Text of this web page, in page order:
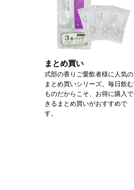
まとめ買い
式部の香りご愛飲者様に人気の
まとめ買いシリーズ。毎日飲む
ものだからこそ、お得に購入で
きるまとめ買いがおすすめで
す。